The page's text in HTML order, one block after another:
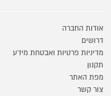
אודות החברה
דרושים
מדיניות פרטיות ואבטחת מידע
תקנון
מפת האתר
צור קשר